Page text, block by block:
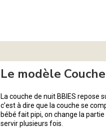
Le modèle
La couche de nuit BBIES repose
c’est à dire que la couche se
bébé fait pipi, on change la
servir plusieurs fois.